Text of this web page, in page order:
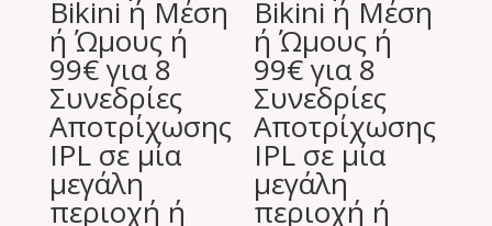
Bikini ή Μέση
ή Ώμους ή
99€ για 8
Συνεδρίες
Αποτρίχωσης
IPL σε μία
μεγάλη
περιοχή ή
Bikini ή Μέση
ή Ώμους ή
99€ για 8
Συνεδρίες
Αποτρίχωσης
IPL σε μία
μεγάλη
περιοχή ή